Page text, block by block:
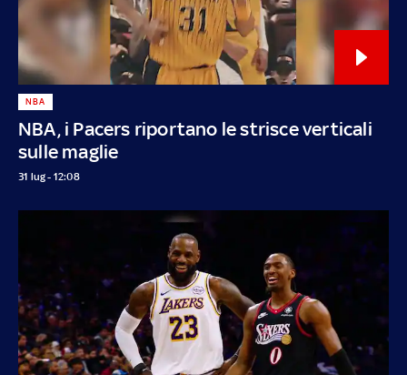
NBA, i Pacers riportano le strisce verticali
sulle maglie
NBA
31 lug - 12:08